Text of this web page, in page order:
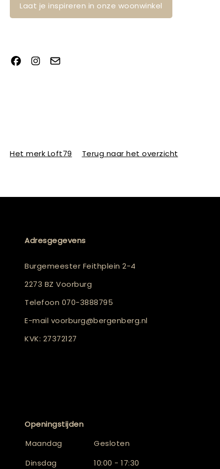
Laat je inspireren in onze woonwinkel
Het merk Loft79 Terug naar het overzicht
Adresgegevens
Burgemeester Feithplein 2-4
2273 BZ Voorburg
Telefoon 070-3888795
E-mail voorburg@bergenberg.nl
KVK: 27372127
Openingstijden
Maandag
Gesloten
Dinsdag
10:00 - 17:30